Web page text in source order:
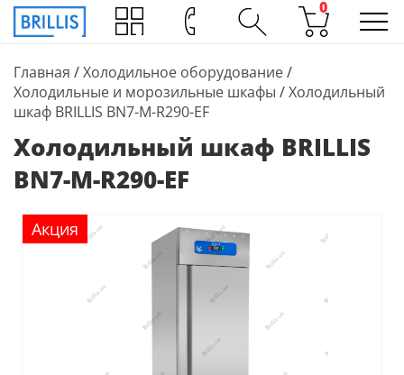
0
Главная /Холодильное оборудование/
Холодильные и морозильные шкафы /Холодильный
шкаф BRILLIS BN7-M-R290-EF
Холодильный шкаф BRILLIS
BN7-M-R290-EF
Акция